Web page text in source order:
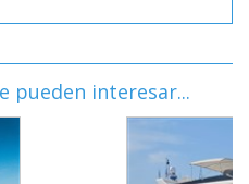
pueden interesar...